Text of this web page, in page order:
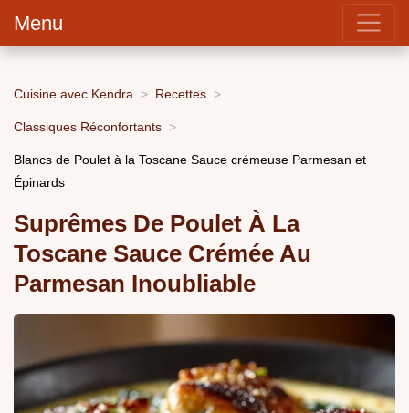
Menu
Cuisine avec Kendra Recettes
Classiques Réconfortants
Blancs de Poulet à la Toscane Sauce crémeuse Parmesan et
Épinards
Suprêmes De Poulet À La
Toscane Sauce Crémée Au
Parmesan Inoubliable